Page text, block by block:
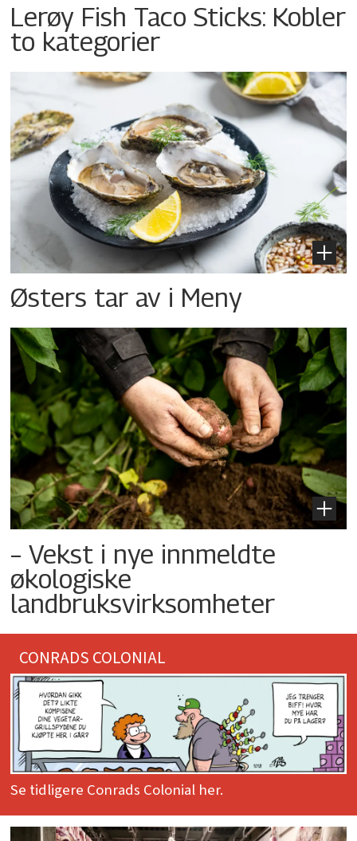
Lerøy Fish Taco Sticks: Kobler
to kategorier
Østers tar av i Meny
– Vekst i nye innmeldte
økologiske
landbruksvirksomheter
CONRADS COLONIAL
Se tidligere Conrads Colonial her.